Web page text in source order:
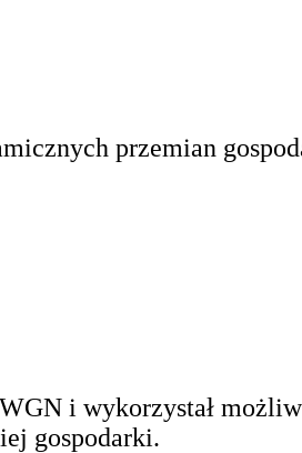
przemian
WGN i wykorzystał
gospodarki.